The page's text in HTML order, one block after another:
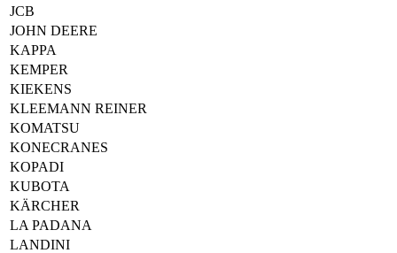
JCB
JOHN DEERE
KAPPA
KEMPER
KIEKENS
KLEEMANN REINER
KOMATSU
KONECRANES
KOPADI
KUBOTA
KÄRCHER
LA PADANA
LANDINI